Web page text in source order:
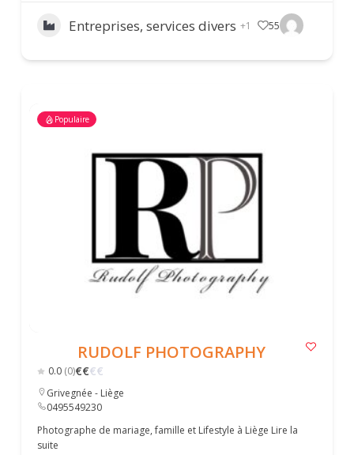
Entreprises, services divers +1 55
Populaire
RUDOLF PHOTOGRAPHY
0.0 (0)€€€€
Grivegnée - Liège
0495549230
Photographe de mariage, famille et Lifestyle à Liège Lire la
suite